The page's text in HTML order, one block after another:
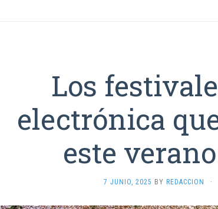
Los
electrónica
este
7 JUNIO, 2025 BY REDACCION ·